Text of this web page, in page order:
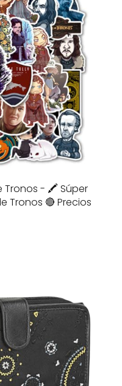
Tronos - 🖍️ Súper
Tronos 🔴 Precios